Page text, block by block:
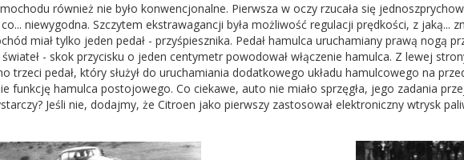
również nie było konwencjonalne. Pierwsza w oczy rzucała się
niewygodna. Szczytem ekstrawagancji była możliwość regulacji prędkości, z jaką...
miał tylko jeden pedał - przyśpiesznika. Pedał hamulca uruchamiany prawą nogą
świateł - skok przycisku o jeden centymetr powodował włączenie hamulca. Z lewej
trzeci pedał, który służył do uruchamiania dodatkowego układu hamulcowego na
funkcję hamulca postojowego. Co ciekawe, auto nie miało sprzęgła, jego zadania
Jeśli nie, dodajmy, że Citroen jako pierwszy zastosował elektroniczny wtrysk